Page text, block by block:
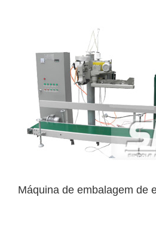
Máquina de embalagem de